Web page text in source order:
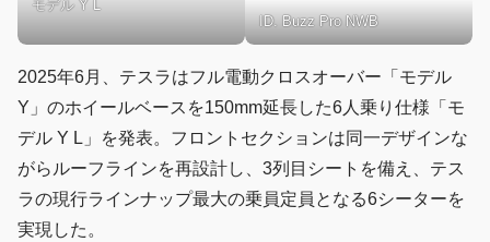
モデル Y L
ID. Buzz Pro NWB
2025年6月、テスラはフル電動クロスオーバー「モデル
Y」のホイールベースを150mm延長した6人乗り仕様「モ
デル Y L」を発表。フロントセクションは同一デザインな
がらルーフラインを再設計し、3列目シートを備え、テス
ラの現行ラインナップ最大の乗員定員となる6シーターを
実現した。